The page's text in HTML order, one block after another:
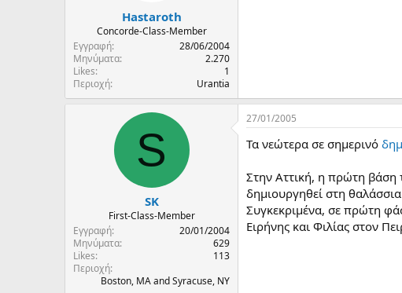
Hastaroth
Concorde-Class-Member
Εγγραφή
28/06/2004
Μηνύματα
2.270
Likes
1
Περιοχή
Urantia
S
SK
First-Class-Member
Εγγραφή
20/01/2004
Μηνύματα
629
Likes
113
Περιοχή
Boston, MA and Syracuse, NY
27/01/2005
Τα νεώτερα σε σημερινό
Στην Αττική, η πρώτη
δημιουργηθεί στη
Συγκεκριμένα, σε πρώτη
Ειρήνης και Φιλίας στον